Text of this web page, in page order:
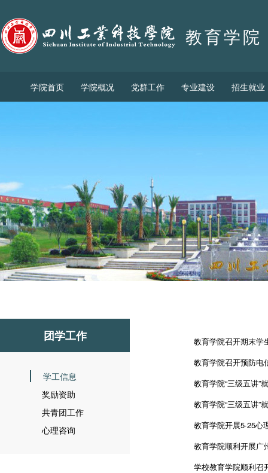
教育学院
学院首页 学院概况 党群工作 专业建设 招生就业
团学工作
学工信息
奖励资助
共青团工作
心理咨询
教育学院召开期末学
教育学院召开预防电
教育学院“三级五讲
教育学院“三级五讲
教育学院开展5·25心
教育学院顺利开展广
学校教育学院顺利召